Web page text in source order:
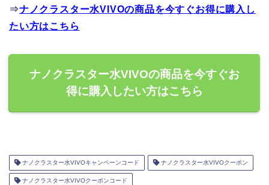
⇒ナノクラスター水VIVOの商品を今すぐお得に購入し
たい方はこちら
ナノクラスター水VIVOの商品を今すぐお
得に購入したい方はこちら
ナノクラスター水VIVOキャンペーンコード ナノクラスター水VIVOクーポン
ナノクラスター水VIVOクーポンコード